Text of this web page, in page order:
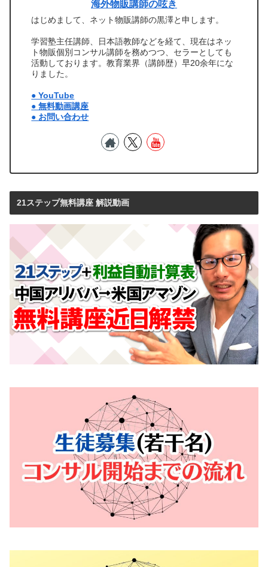
海外物販講師の呟き
はじめまして、ネット物販講師の黒澤と申します。
学習塾主任講師、日本語教師などを経て、現在はネッ
ト物販個別コンサル講師を務めつつ、セラーとしても
活動しております。教育業界（講師歴）早20余年にな
りました。
● YouTube
● 無料動画講座
● お問い合わせ
21ステップ無料講座 解説動画